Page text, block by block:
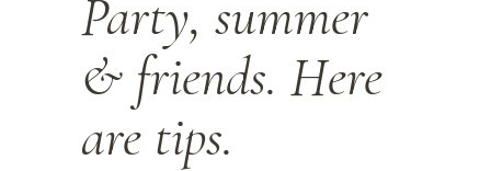
Party, summer
& friends. Here
are tips.